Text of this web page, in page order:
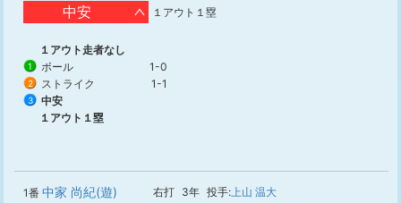
中安 １アウト１塁
１アウト走者なし
1 ボール 1-0
2 ストライク 1-1
3
中安
１アウト１塁
1番 中家 尚紀(遊) 右打 3年 投手:上山 温大